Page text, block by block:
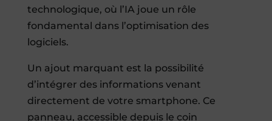
technologique, où l’IA joue un rôle
fondamental dans l’optimisation des
logiciels.
Un ajout marquant est la possibilité
d’intégrer des informations venant
directement de votre smartphone. Ce
panneau, accessible depuis le coin